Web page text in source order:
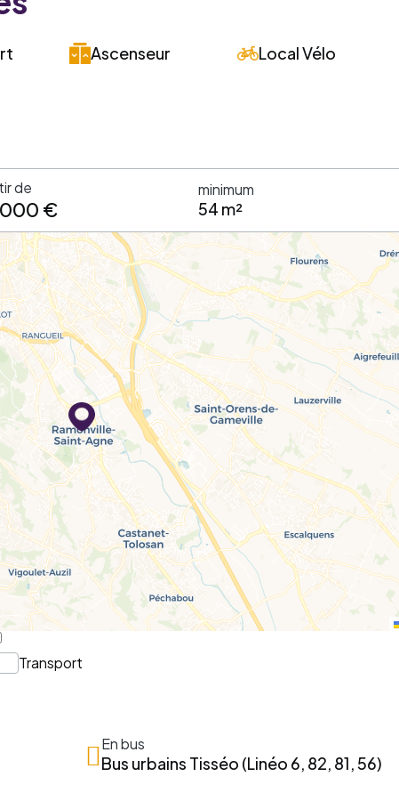
Ascenseur Local Vélo
de
000 €
minimum
54 m²
Transport
En bus
Bus urbains Tisséo (Linéo 6, 82, 81, 56)